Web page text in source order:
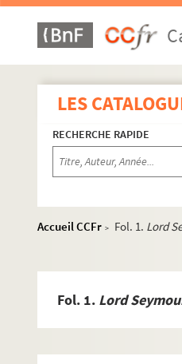
LES
RECHERCHE RAPIDE
Accueil CCFr > Fol. 1. Lord
Fol. 1. Lord